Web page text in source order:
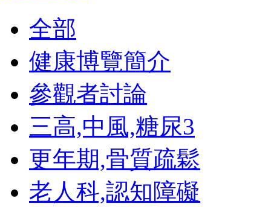
全部
健康博覽簡介
參觀者討論
三高,中風,糖尿3
更年期,骨質疏鬆
老人科,認知障礙